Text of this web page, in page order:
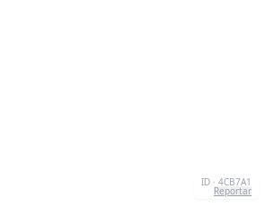
ID · 4CB7A1
Reportar